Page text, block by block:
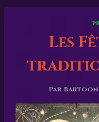
Les
Par Bartoon